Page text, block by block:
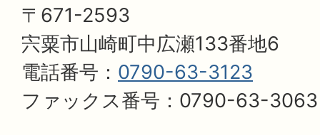
〒671-2593
宍粟市山崎町中広瀬133番地6
電話番号： 0790-63-3123
ファックス番号：0790-63-3063